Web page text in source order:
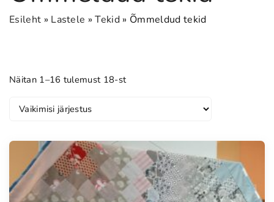
Esileht » Lastele »Tekid » Õmmeldud tekid
Näitan 1–16 tulemust 18-st